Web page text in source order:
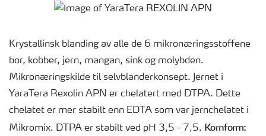
Krystallinsk blanding av alle de 6 mikronæringsstoffene
bor, kobber, jern, mangan, sink og molybden.
Mikronæringskilde til selvblanderkonsept. Jernet i
YaraTera Rexolin APN er chelatert med DTPA. Dette
chelatet er mer stabilt enn EDTA som var jernchelatet i
Mikromix. DTPA er stabilt ved pH 3,5 - 7,5. Kornform: